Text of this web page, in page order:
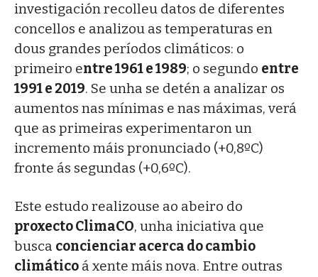
investigación recolleu datos de diferentes
concellos e analizou as temperaturas en
dous grandes períodos climáticos: o
primeiro entre 1961 e 1989; o segundo entre
1991 e 2019. Se unha se detén a analizar os
aumentos nas mínimas e nas máximas, verá
que as primeiras experimentaron un
incremento máis pronunciado (+0,8ºC)
fronte ás segundas (+0,6ºC).
Este estudo realizouse ao abeiro do
proxecto ClimaCO, unha iniciativa que
busca concienciar acerca do cambio
climático á xente máis nova. Entre outras